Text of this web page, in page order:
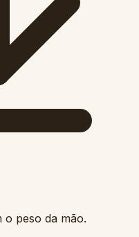
o peso da mão.